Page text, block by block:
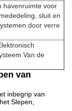
havenruimte voor
sluit en
door verre
Van de
van
inbegrip van
Slepen,